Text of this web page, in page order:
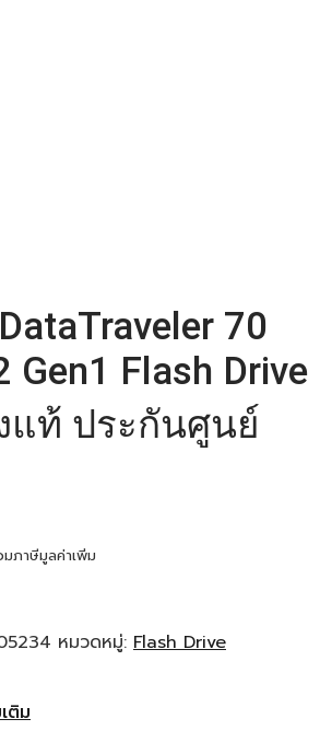
70
Gen1 Flash Drive
แท้ ประกันศูนย์
มภาษีมูลค่าเพิ่ม
หมวดหมู่: Flash Drive
ติม